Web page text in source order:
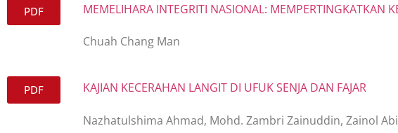
PDF MEMELIHARA INTEGRITI NASIONAL: MEMPERTINGKATKAN
Chuah Chang Man
PDF KAJIAN KECERAHAN LANGIT DI UFUK SENJA DAN FAJAR
Nazhatulshima Ahmad, Mohd. Zambri Zainuddin, Zainol